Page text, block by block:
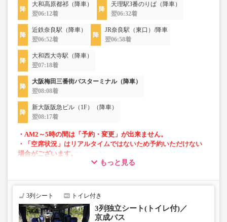
大和高原都祁（降車）
翌06:12着
天理駅3番のりば（降車）
翌06:32着
近鉄奈良駅（降車）
翌06:52着
JR奈良駅（東口）/降車
翌06:58着
大和西大寺駅（降車）
翌07:18着
大阪梅田三番街バスターミナル（降車）
翌08:08着
新大阪阪急ビル（1F）（降車）
翌08:17着
・AM2～5時の間は「予約・変更」が出来ません。
・「空席状況」はリアルタイムではないため予約いただけない
場合がございます。
・フリーWi-Fi対応
・長時間の移動でも安心の車内トイレあり
・車内を常時換気、車内を清掃、除菌
もっと見る
3列シート トイレ付き
3列独立シート(トイレ付)／
京成バス